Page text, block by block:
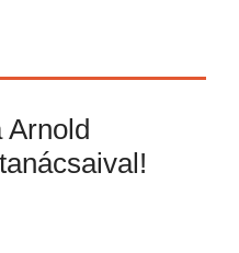
Arnold